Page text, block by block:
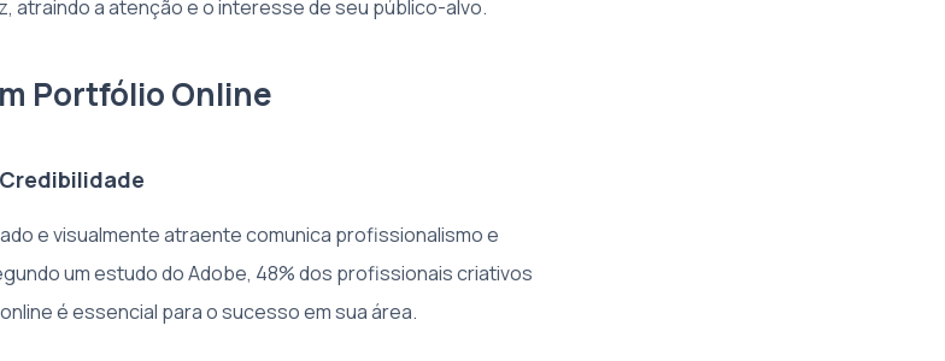
atraindo a atenção e o interesse de seu público-alvo.
Portfólio Online
e visualmente atraente comunica profissionalismo e
um estudo do Adobe, 48% dos profissionais criativos
é essencial para o sucesso em sua área.